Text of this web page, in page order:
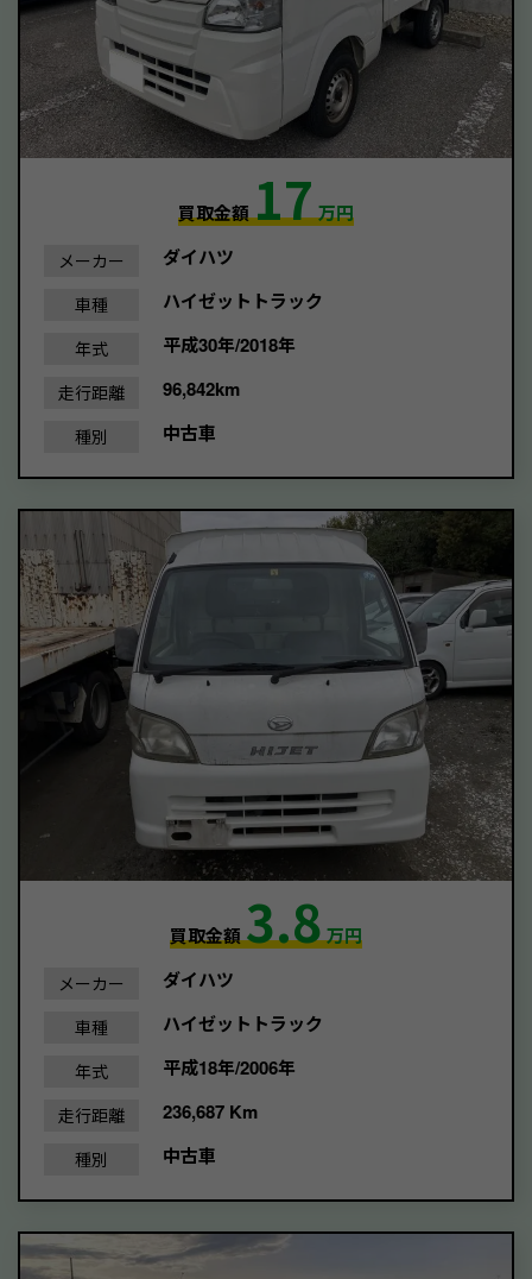
買取金額17万円
メーカー ダイハツ
車種 ハイゼットトラック
年式 平成30年/2018年
走行距離 96,842km
種別 中古車
買取金額3.8万円
メーカー ダイハツ
車種 ハイゼットトラック
年式 平成18年/2006年
走行距離 236,687 Km
種別 中古車